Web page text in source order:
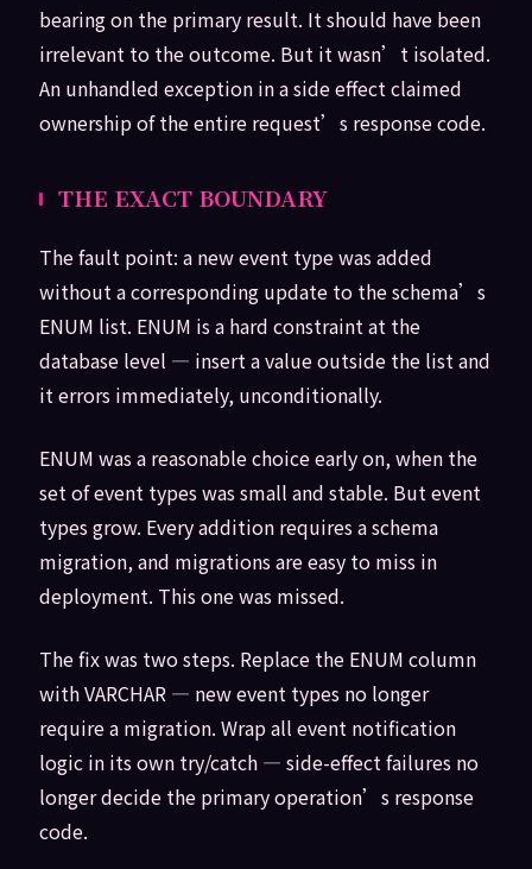
bearing on the primary result. It should have been
irrelevant to the outcome. But it wasn’t isolated.
An unhandled exception in a side effect claimed
ownership of the entire request’s response code.
THE EXACT BOUNDARY
The fault point: a new event type was added
without a corresponding update to the schema’s
ENUM list. ENUM is a hard constraint at the
database level — insert a value outside the list and
it errors immediately, unconditionally.
ENUM was a reasonable choice early on, when the
set of event types was small and stable. But event
types grow. Every addition requires a schema
migration, and migrations are easy to miss in
deployment. This one was missed.
The fix was two steps. Replace the ENUM column
with VARCHAR — new event types no longer
require a migration. Wrap all event notification
logic in its own try/catch — side-effect failures no
longer decide the primary operation’s response
code.